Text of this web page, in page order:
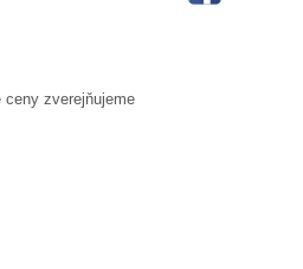
ceny zverejňujeme